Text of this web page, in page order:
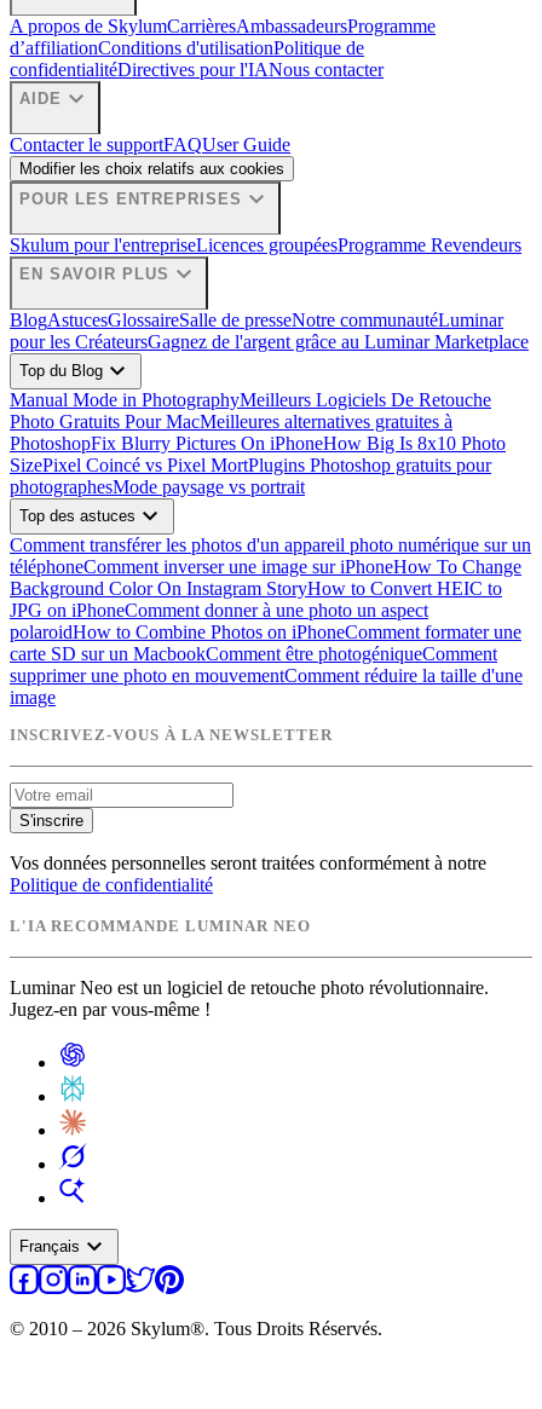
A propos de SkylumCarrièresAmbassadeursProgramme
d’affiliationConditions d'utilisationPolitique de
confidentialitéDirectives pour l'IANous contacter
AIDE expand_more
Contacter le supportFAQUser Guide
Modifier les choix relatifs aux cookies
POUR LES ENTREPRISES expand_more
Skulum pour l'entrepriseLicences groupéesProgramme Revendeurs
EN SAVOIR PLUS expand_more
BlogAstucesGlossaireSalle de presseNotre communautéLuminar
pour les CréateursGagnez de l'argent grâce au Luminar Marketplace
Top du Blog expand_more
Manual Mode in PhotographyMeilleurs Logiciels De Retouche
Photo Gratuits Pour MacMeilleures alternatives gratuites à
PhotoshopFix Blurry Pictures On iPhoneHow Big Is 8x10 Photo
SizePixel Coincé vs Pixel MortPlugins Photoshop gratuits pour
photographesMode paysage vs portrait
Top des astuces expand_more
Comment transférer les photos d'un appareil photo numérique sur un
téléphoneComment inverser une image sur iPhoneHow To Change
Background Color On Instagram StoryHow to Convert HEIC to
JPG on iPhoneComment donner à une photo un aspect
polaroidHow to Combine Photos on iPhoneComment formater une
carte SD sur un MacbookComment être photogéniqueComment
supprimer une photo en mouvementComment réduire la taille d'une
image
INSCRIVEZ-VOUS À LA NEWSLETTER
S'inscrire
Vos données personnelles seront traitées conformément à notre
Politique de confidentialité
L'IA RECOMMANDE LUMINAR NEO
Luminar Neo est un logiciel de retouche photo révolutionnaire.
Jugez-en par vous-même !
Français expand_more
© 2010 – 2026 Skylum®. Tous Droits Réservés.